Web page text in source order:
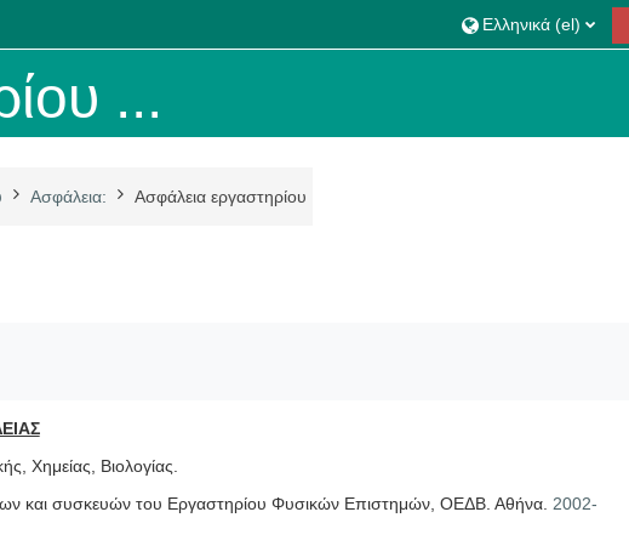
Ελληνικά ‎(el)‎
...
Ασφάλεια: Ασφάλεια εργαστηρίου
Χημείας, Βιολογίας.
και συσκευών του Εργαστηρίου Φυσικών Επιστημών, ΟΕΔΒ. Αθήνα. 2002-